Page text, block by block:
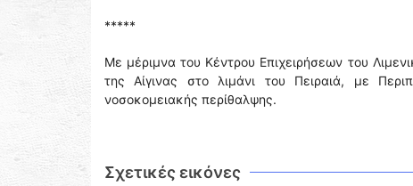
*****
Με μέριμνα του Κέντρου Επιχειρήσεων του
της Αίγινας στο λιμάνι του Πειραιά, με
νοσοκομειακής περίθαλψης.
Σχετικές εικόνες